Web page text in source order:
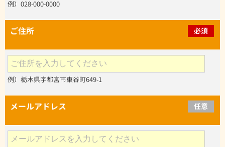
例）028-000-0000
ご住所 必須
例）栃木県宇都宮市東谷町649-1
メールアドレス 任意